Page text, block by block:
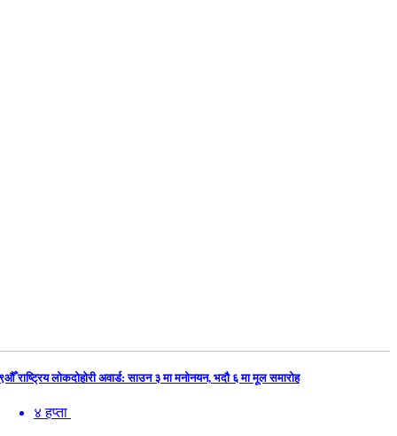
राष्ट्रिय लोकदोहोरी अवार्ड: साउन ३ मा मनोनयन, भदौ ६ मा मूल समारोह
४ हप्ता